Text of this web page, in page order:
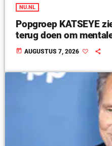
NU.NL
Popgroep KATSEYE
terug doen om
today AUGUSTUS 7, 2026